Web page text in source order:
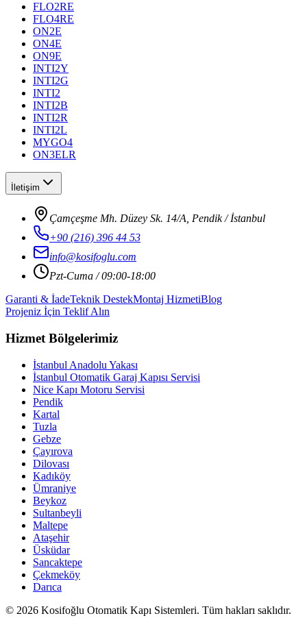
FLO2RE
FLO4RE
ON2E
ON4E
ON9E
INTI2Y
INTI2G
INTI2
INTI2B
INTI2R
INTI2L
MYGO4
ON3ELR
İletişim
Çamçeşme Mh. Düzey Sk. 14/A, Pendik / İstanbul
+90 (216) 396 44 53
info@kosifoglu.com
Pzt-Cuma / 09:00-18:00
Garanti & İadeTeknik DestekMontaj HizmetiBlog
Projeniz İçin Teklif Alın
Hizmet Bölgelerimiz
İstanbul Anadolu Yakası
İstanbul Otomatik Garaj Kapısı Servisi
Nice Kapı Motoru Servisi
Pendik
Kartal
Tuzla
Gebze
Çayırova
Dilovası
Kadıköy
Ümraniye
Beykoz
Sultanbeyli
Maltepe
Ataşehir
Üsküdar
Sancaktepe
Çekmeköy
Darıca
© 2026 Kosifoğlu Otomatik Kapı Sistemleri. Tüm hakları saklıdır.